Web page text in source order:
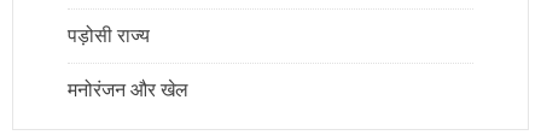
पड़ोसी राज्य
मनोरंजन और खेल